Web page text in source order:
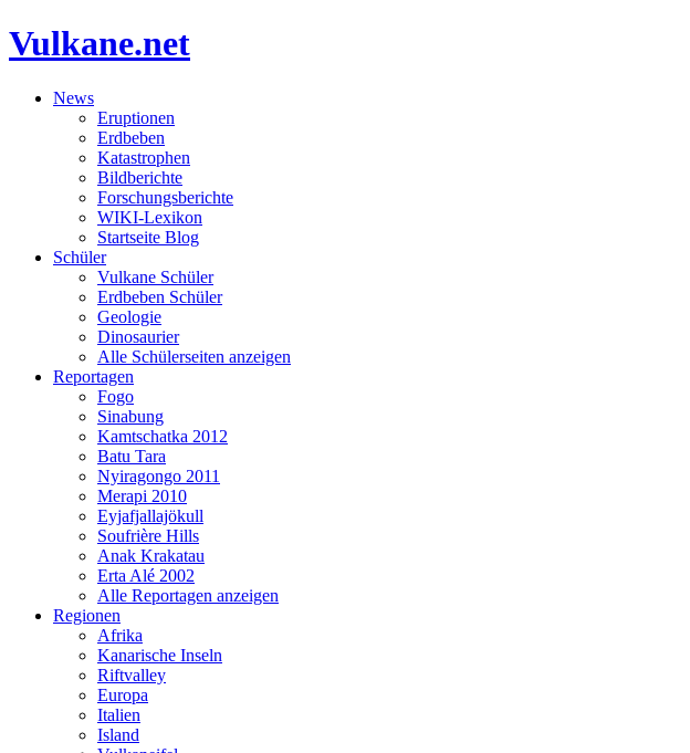
Vulkane.net
News
Eruptionen
Erdbeben
Katastrophen
Bildberichte
Forschungsberichte
WIKI-Lexikon
Startseite Blog
Schüler
Vulkane Schüler
Erdbeben Schüler
Geologie
Dinosaurier
Alle Schülerseiten anzeigen
Reportagen
Fogo
Sinabung
Kamtschatka 2012
Batu Tara
Nyiragongo 2011
Merapi 2010
Eyjafjallajökull
Soufrière Hills
Anak Krakatau
Erta Alé 2002
Alle Reportagen anzeigen
Regionen
Afrika
Kanarische Inseln
Riftvalley
Europa
Italien
Island